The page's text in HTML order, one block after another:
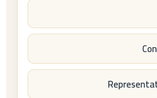
Tag-Along
لصفقة بيع الأغلبية؛ أما